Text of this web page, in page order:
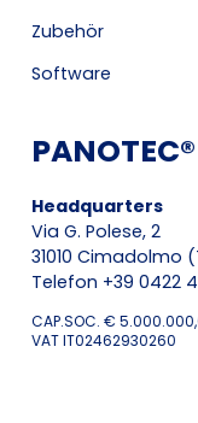
Zubehör
Software
Headquarters
Via G. Polese, 2
31010 Cimadolmo
Telefon +39 0422
CAP.SOC. €
VAT IT02462930260